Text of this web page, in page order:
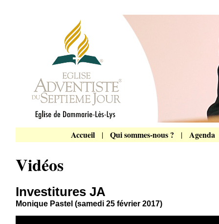
Accueil| Qui sommes-nous ? | Agenda
Vidéos
Investitures JA
Monique Pastel (samedi 25 février 2017)